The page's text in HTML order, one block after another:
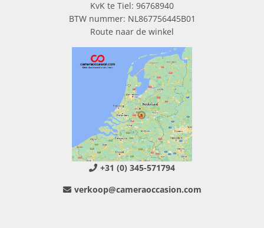
KvK te Tiel: 96768940
BTW nummer: NL867756445B01
Route naar de winkel
+31 (0) 345-571794
verkoop@cameraoccasion.com